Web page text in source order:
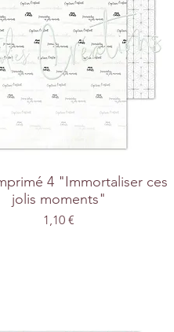
4 "Immortaliser ces
jolis moments"
Prix
1,10 €